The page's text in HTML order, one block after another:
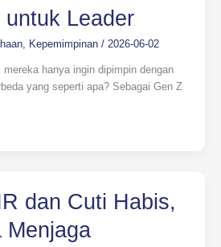
Leader
, Kepemimpinan/ 2026-06-02
hanya ingin dipimpin dengan
yang seperti apa? Sebagai Gen Z
dan Cuti Habis,
Menjaga